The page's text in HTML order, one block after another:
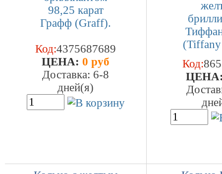
Код:4375687689
ЦEHA: 0 руб
Доставка: 6-8
дней(я)
Код: